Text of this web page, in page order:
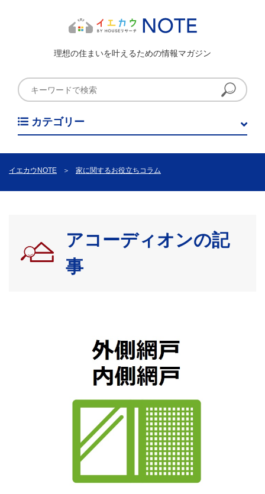
理想の住まいを叶えるための情報マガジン
カテゴリー
イエカウNOTE ＞ 家に関するお役立ちコラム
アコーディオンの記
事